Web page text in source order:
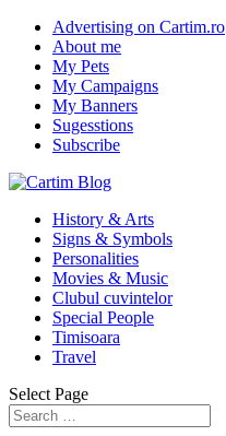
Advertising on Cartim.ro
About me
My Pets
My Campaigns
My Banners
Sugesstions
Subscribe
History & Arts
Signs & Symbols
Personalities
Movies & Music
Clubul cuvintelor
Special People
Timisoara
Travel
Select Page